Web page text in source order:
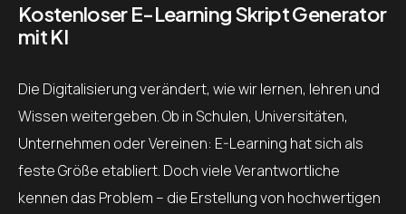
Kostenloser E-Learning Skript Generator
mit KI
Die Digitalisierung verändert, wie wir lernen, lehren und
Wissen weitergeben. Ob in Schulen, Universitäten,
Unternehmen oder Vereinen: E-Learning hat sich als
feste Größe etabliert. Doch viele Verantwortliche
kennen das Problem – die Erstellung von hochwertigen